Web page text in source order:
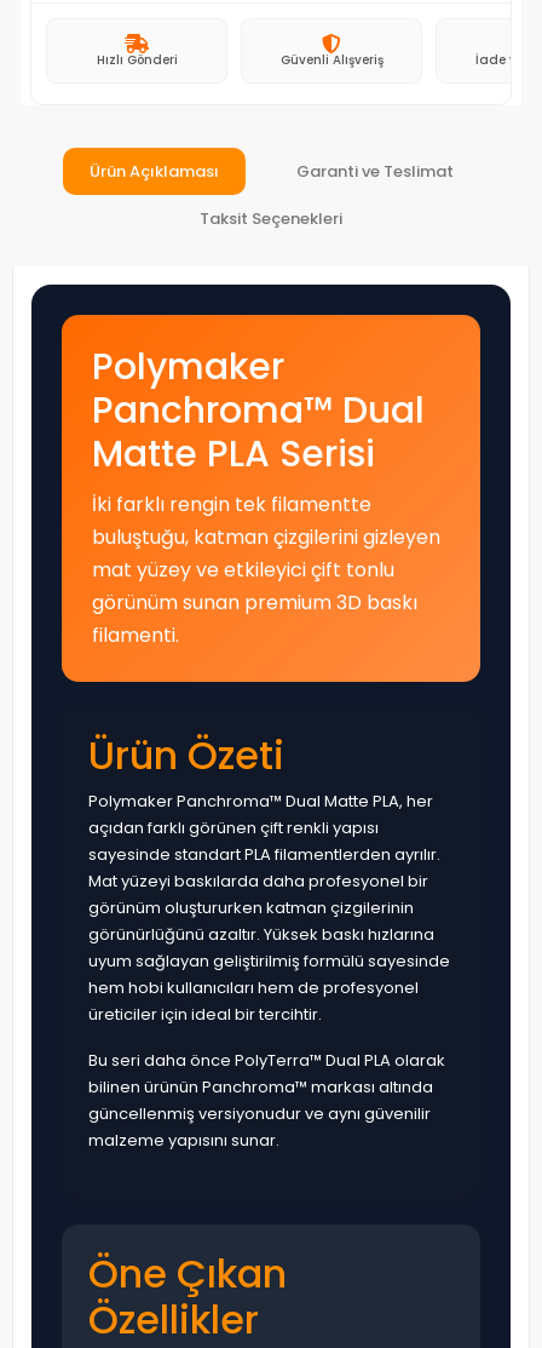
Hızlı Gönderi Güvenli Alışveriş İade ve
Ürün Açıklaması Garanti ve Teslimat
Taksit Seçenekleri
Polymaker
Panchroma™ Dual
Matte PLA Serisi
İki farklı rengin tek filamentte
buluştuğu, katman çizgilerini gizleyen
mat yüzey ve etkileyici çift tonlu
görünüm sunan premium 3D baskı
filamenti.
Ürün Özeti
Polymaker Panchroma™ Dual Matte PLA, her
açıdan farklı görünen çift renkli yapısı
sayesinde standart PLA filamentlerden ayrılır.
Mat yüzeyi baskılarda daha profesyonel bir
görünüm oluştururken katman çizgilerinin
görünürlüğünü azaltır. Yüksek baskı hızlarına
uyum sağlayan geliştirilmiş formülü sayesinde
hem hobi kullanıcıları hem de profesyonel
üreticiler için ideal bir tercihtir.
Bu seri daha önce PolyTerra™ Dual PLA olarak
bilinen ürünün Panchroma™ markası altında
güncellenmiş versiyonudur ve aynı güvenilir
malzeme yapısını sunar.
Öne Çıkan
Özellikler